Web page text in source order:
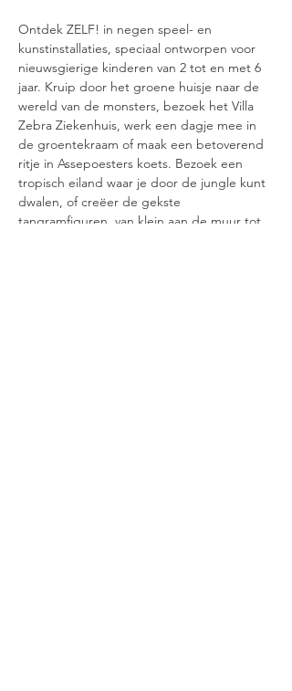
Ontdek ZELF! in negen speel- en
kunstinstallaties, speciaal ontworpen voor
nieuwsgierige kinderen van 2 tot en met 6
jaar. Kruip door het groene huisje naar de
wereld van de monsters, bezoek het Villa
Zebra Ziekenhuis, werk een dagje mee in
de groentekraam of maak een betoverend
ritje in Assepoesters koets. Bezoek een
tropisch eiland waar je door de jungle kunt
dwalen, of creëer de gekste
tangramfiguren, van klein aan de muur tot